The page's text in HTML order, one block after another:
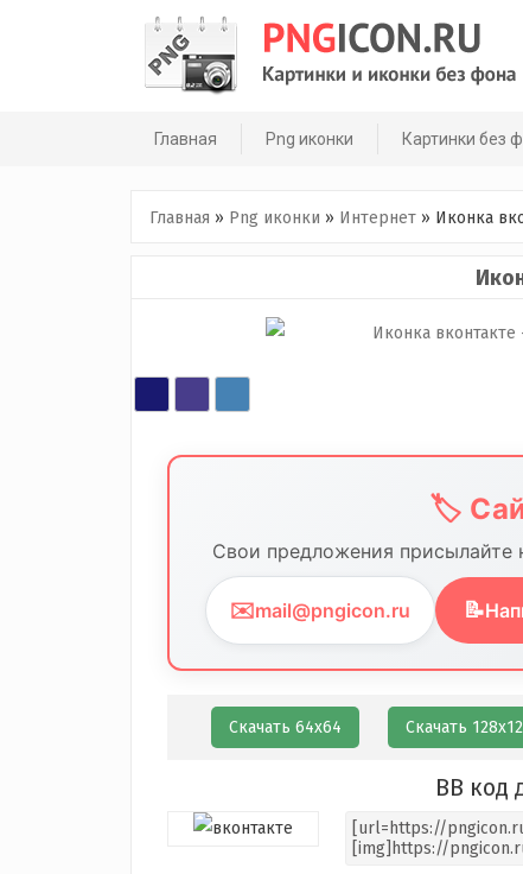
Главная Png иконки Картинки без
Главная » Png иконки » Интернет» Иконка
🏷️
Свои предложения присылайте
✉️mail@pngicon.ru 📝
Скачать 64х64 Скачать
BB код